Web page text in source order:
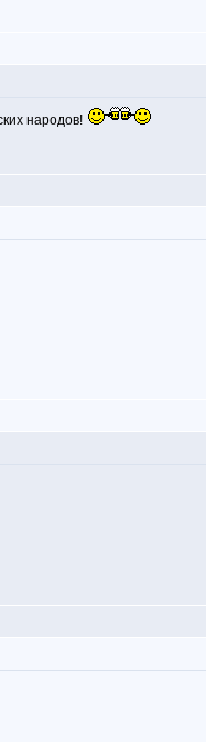
народов!